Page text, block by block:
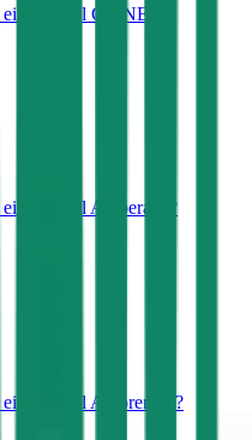
Opel GT NEU?
Opel Ampera-E?
Opel Amprera-E?